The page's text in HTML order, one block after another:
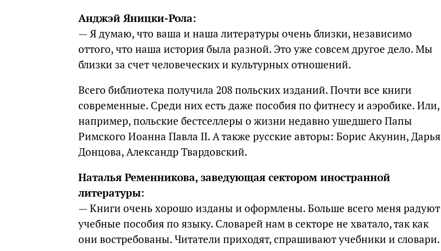
Анджэй Яницки-Рола:
— Я думаю, что ваша и наша литературы очень близки, независимо
оттого, что наша история была разной. Это уже совсем другое дело. Мы
близки за счет человеческих и культурных отношений.
Всего библиотека получила 208 польских изданий. Почти все книги
современные. Среди них есть даже пособия по фитнесу и аэробике. Или,
например, польские бестселлеры о жизни недавно ушедшего Папы
Римского Иоанна Павла II. А также русские авторы: Борис Акунин, Дарья
Донцова, Александр Твардовский.
Наталья Ременникова, заведующая сектором иностранной
литературы:
— Книги очень хорошо изданы и оформлены. Больше всего меня радуют
учебные пособия по языку. Словарей нам в секторе не хватало, так как
они востребованы. Читатели приходят, спрашивают учебники и словари.